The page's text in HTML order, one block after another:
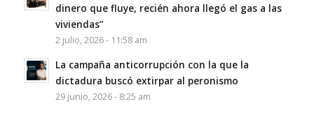
dinero que fluye, recién ahora llegó el gas a las
viviendas”
2 julio, 2026 - 11:58 am
La campaña anticorrupción con la que la
dictadura buscó extirpar al peronismo
29 junio, 2026 - 8:25 am